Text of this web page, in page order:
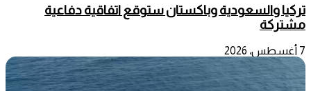
تركيا والسعودية وباكستان ستوقع اتفاقية دفاعية
مشتركة
7 أغسطس، 2026